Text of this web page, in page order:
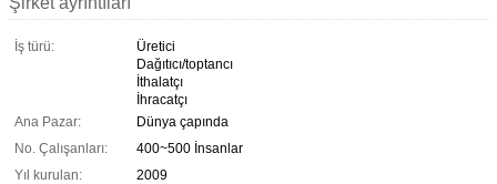
İş türü:
Üretici
Dağıtıcı/toptancı
İthalatçı
İhracatçı
Ana Pazar:
Dünya çapında
No. Çalışanları:
400~500 İnsanlar
Yıl kurulan:
2009